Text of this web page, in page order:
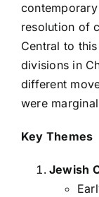
resolution of
Central to
divisions in
different
were
Key Themes
Jewish